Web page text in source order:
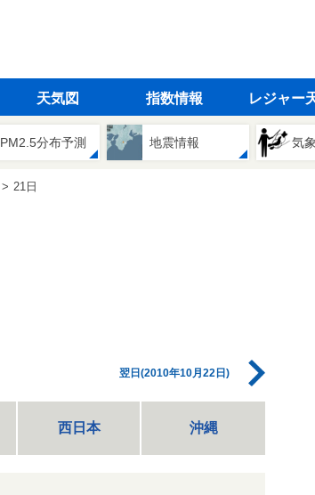
天気図 指数情報 レジャー
PM2.5分布予測 地震情報 気
21日
翌日(2010年10月22日)
西日本 沖縄